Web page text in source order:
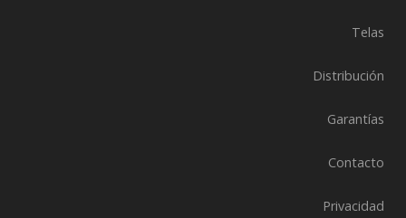
Telas
Distribución
Garantías
Contacto
Privacidad